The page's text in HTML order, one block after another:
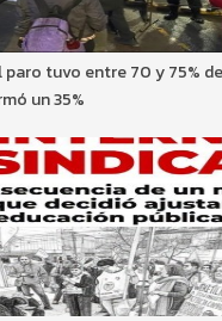
paro tuvo entre 70 y 75%
un 35%